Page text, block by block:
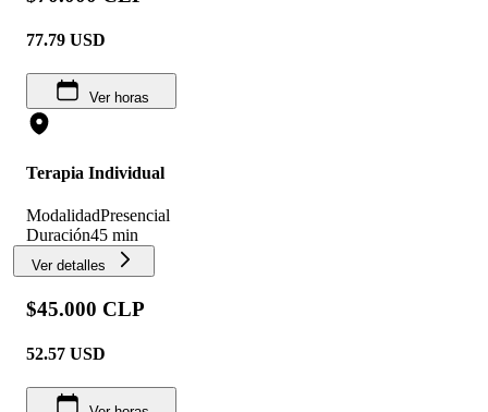
77.79 USD
Ver horas
Terapia Individual
ModalidadPresencial
Duración45 min
Ver detalles
$45.000 CLP
52.57 USD